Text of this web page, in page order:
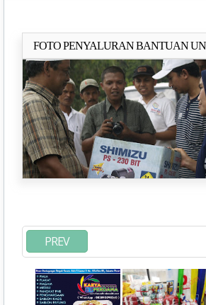
FOTO PENYALURAN BANTUAN
KORBAN BENCANA ALAM DI
PIDIE
PREV